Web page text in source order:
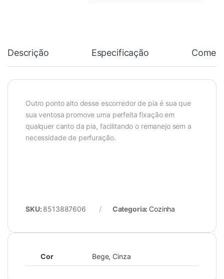
Descrição Especificação
Outro ponto alto desse escorredor de pia é sua que
sua ventosa promove uma perfeita fixação em
qualquer canto da pia, facilitando o remanejo sem a
necessidade de perfuração.
SKU: 8513887606 Categoria: Cozinha
Cor Bege, Cinza